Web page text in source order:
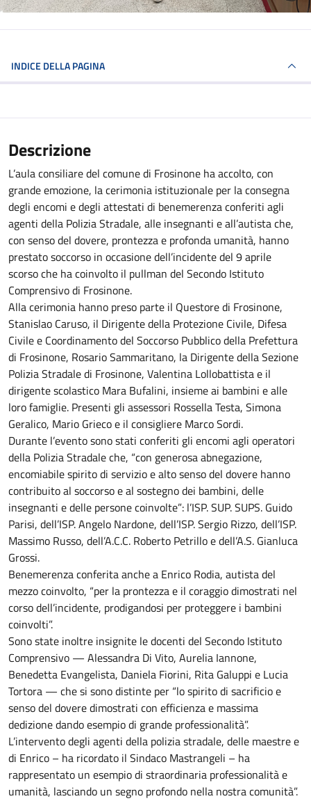
INDICE DELLA PAGINA
Descrizione
L’aula consiliare del comune di Frosinone ha accolto, con
grande emozione, la cerimonia istituzionale per la consegna
degli encomi e degli attestati di benemerenza conferiti agli
agenti della Polizia Stradale, alle insegnanti e all’autista che,
con senso del dovere, prontezza e profonda umanità, hanno
prestato soccorso in occasione dell’incidente del 9 aprile
scorso che ha coinvolto il pullman del Secondo Istituto
Comprensivo di Frosinone.
Alla cerimonia hanno preso parte il Questore di Frosinone,
Stanislao Caruso, il Dirigente della Protezione Civile, Difesa
Civile e Coordinamento del Soccorso Pubblico della Prefettura
di Frosinone, Rosario Sammaritano, la Dirigente della Sezione
Polizia Stradale di Frosinone, Valentina Lollobattista e il
dirigente scolastico Mara Bufalini, insieme ai bambini e alle
loro famiglie. Presenti gli assessori Rossella Testa, Simona
Geralico, Mario Grieco e il consigliere Marco Sordi.
Durante l’evento sono stati conferiti gli encomi agli operatori
della Polizia Stradale che, “con generosa abnegazione,
encomiabile spirito di servizio e alto senso del dovere hanno
contribuito al soccorso e al sostegno dei bambini, delle
insegnanti e delle persone coinvolte”: l’ISP. SUP. SUPS. Guido
Parisi, dell’ISP. Angelo Nardone, dell’ISP. Sergio Rizzo, dell’ISP.
Massimo Russo, dell’A.C.C. Roberto Petrillo e dell’A.S. Gianluca
Grossi.
Benemerenza conferita anche a Enrico Rodia, autista del
mezzo coinvolto, “per la prontezza e il coraggio dimostrati nel
corso dell’incidente, prodigandosi per proteggere i bambini
coinvolti”.
Sono state inoltre insignite le docenti del Secondo Istituto
Comprensivo — Alessandra Di Vito, Aurelia Iannone,
Benedetta Evangelista, Daniela Fiorini, Rita Galuppi e Lucia
Tortora — che si sono distinte per “lo spirito di sacrificio e
senso del dovere dimostrati con efficienza e massima
dedizione dando esempio di grande professionalità”.
L’intervento degli agenti della polizia stradale, delle maestre e
di Enrico – ha ricordato il Sindaco Mastrangeli – ha
rappresentato un esempio di straordinaria professionalità e
umanità, lasciando un segno profondo nella nostra comunità”.